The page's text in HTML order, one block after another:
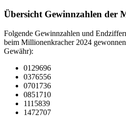
Übersicht Gewinnzahlen der
Folgende Gewinnzahlen und
beim Millionenkracher 2024
Gewähr):
0129696
0376556
0701736
0851710
1115839
1472707